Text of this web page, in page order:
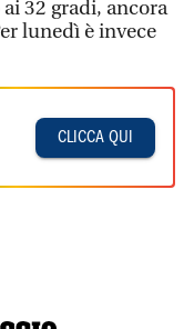
32 gradi, ancora
lunedì è invece
CLICCA QUI